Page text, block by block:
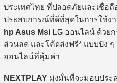
ประเทศไทย ที่ปลอดภัยและเชื่อถื
ประสบการณ์ที่ดีที่สุดในการใช้ง
hp Asus Msi LG ออนไลน์ ด้วย
ส่วนลด และโค้ดส่งฟรี* แบบปัง ๆ
ออนไลน์ที่คุ้มค่า
NEXTPLAY มุ่งมั่นที่จะมอบปร